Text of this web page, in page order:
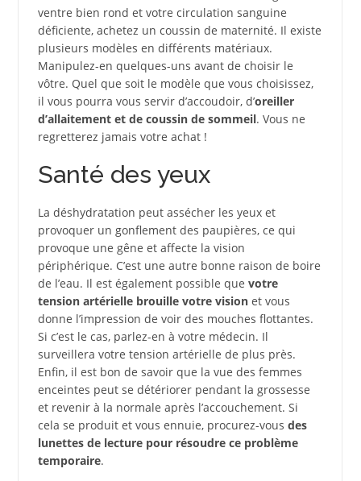
ventre bien rond et votre circulation sanguine
déficiente, achetez un coussin de maternité. Il existe
plusieurs modèles en différents matériaux.
Manipulez-en quelques-uns avant de choisir le
vôtre. Quel que soit le modèle que vous choisissez,
il vous pourra vous servir d’accoudoir, d’oreiller
d’allaitement et de coussin de sommeil. Vous ne
regretterez jamais votre achat !
Santé des yeux
La déshydratation peut assécher les yeux et
provoquer un gonflement des paupières, ce qui
provoque une gêne et affecte la vision
périphérique. C’est une autre bonne raison de boire
de l’eau. Il est également possible que votre
tension artérielle brouille votre visionet vous
donne l’impression de voir des mouches flottantes.
Si c’est le cas, parlez-en à votre médecin. Il
surveillera votre tension artérielle de plus près.
Enfin, il est bon de savoir que la vue des femmes
enceintes peut se détériorer pendant la grossesse
et revenir à la normale après l’accouchement. Si
cela se produit et vous ennuie, procurez-vous des
lunettes de lecture pour résoudre ce problème
temporaire.